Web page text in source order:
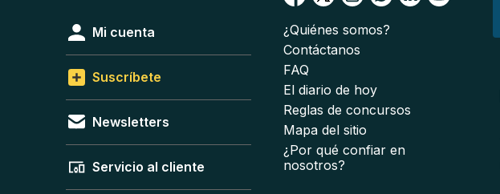
Mi cuenta
Suscríbete
Newsletters
Servicio al cliente
¿Quiénes somos?
Contáctanos
FAQ
El diario de hoy
Reglas de concursos
Mapa del sitio
¿Por qué confiar en
nosotros?